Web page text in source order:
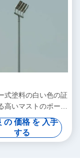
式塗料の白い色の証
高いマストのポーラ
90FT 95FT ISO
9001
の 価格 を 入手
する